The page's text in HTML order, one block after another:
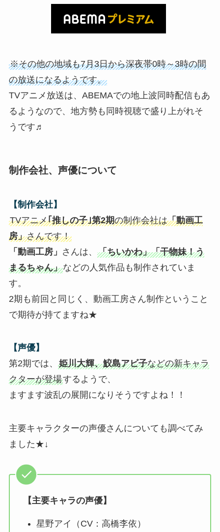
※その他の地域も7月3日から深夜帯0時～3時の間
の放送になるようです。
TVアニメ放送は、ABEMAでの地上波同時配信もあ
るようなので、地方勢も同時視聴で盛り上がれそ
うです♬
制作会社、声優について
【制作会社】
TVアニメ｢推しの子｣第2期の制作会社は「動画工
房」さんです！
「動画工房」 さんは、 「ちいかわ」「干物妹！う
まるちゃん」などの人気作品も制作されていま
す。
2期も前回と同じく、動画工房さん制作ということ
で期待が持てますね★
【声優】
第2期では、 姫川大輝、鮫島アビ子などの新キャラ
クターが登場するようで、
ますます波乱の展開になりそうですよね！！
主要キャラクターの声優さんについても調べてみ
ました★↓
【主要キャラの声優】
星野アイ（CV：高橋李依）